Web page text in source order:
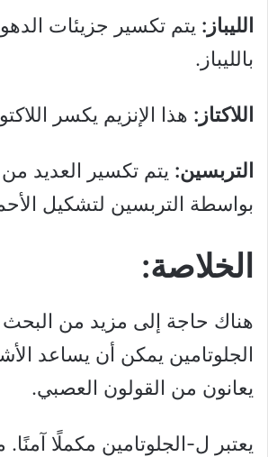
الليباز: يتم تكسير جزيئات
بالليباز.
اللاكتاز: هذا الإنزيم يكسر
التربسين: يتم تكسير العديد من
بواسطة التربسين لتشكيل
الخلاصة:
هناك حاجة إلى مزيد من البحث
الجلوتامين يمكن أن يساعد
يعانون من القولون العصبي.
يعتبر ل-الجلوتامين مكملًا